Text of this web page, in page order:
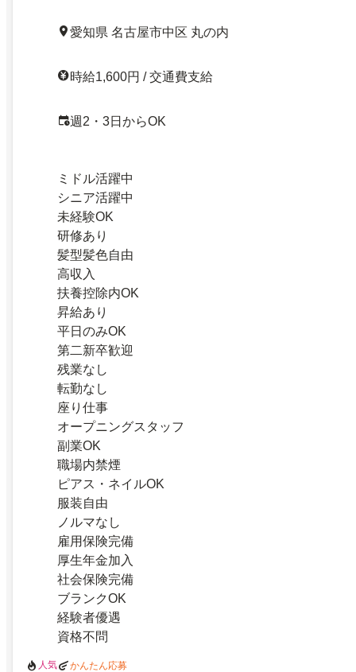
愛知県 名古屋市中区 丸の内
時給1,600円 / 交通費支給
週2・3日からOK
ミドル活躍中
シニア活躍中
未経験OK
研修あり
髪型髪色自由
高収入
扶養控除内OK
昇給あり
平日のみOK
第二新卒歓迎
残業なし
転勤なし
座り仕事
オープニングスタッフ
副業OK
職場内禁煙
ピアス・ネイルOK
服装自由
ノルマなし
雇用保険完備
厚生年金加入
社会保険完備
ブランクOK
経験者優遇
資格不問
人気 かんたん応募